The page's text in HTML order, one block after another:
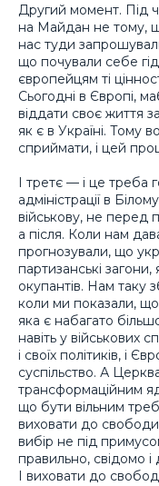
Другий момент. Під
на Майдан не тому,
нас туди
що почували себе
європейцям ті
Сьогодні в Європі,
віддати своє життя
як є в Україні. Тому
сприймати, і цей
І третє — і це треба
адміністрації в
військову, не
а після. Коли нам
прогнозували, що
партизанські
окупантів. Нам таку
коли ми показали,
яка є набагато
навіть у військових
і своїх політиків, і
суспільство. А
трансформаційним
що бути вільним
виховати до
вибір не під
правильно, свідомо
І виховати до